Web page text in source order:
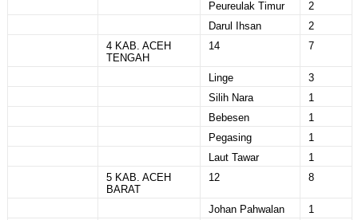
Peureulak Timur
2
Darul Ihsan
2
4 KAB. ACEH
TENGAH
14 7
Linge
3
Silih Nara
1
Bebesen
1
Pegasing
1
Laut Tawar
1
5 KAB. ACEH
BARAT
12 8
Johan Pahwalan
1